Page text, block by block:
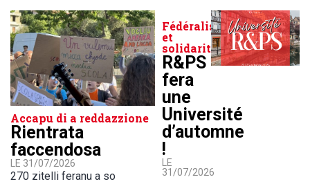
Accapu di a reddazzione
Rientrata
faccendosa
LE 31/07/2026
270 zitelli feranu a so
Fédéralisme
et
solidarité
R&PS
fera
une
Université
d’automne
!
LE
31/07/2026